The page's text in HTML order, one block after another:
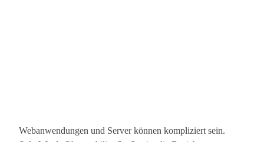
Webanwendungen und Server können kompliziert sein.